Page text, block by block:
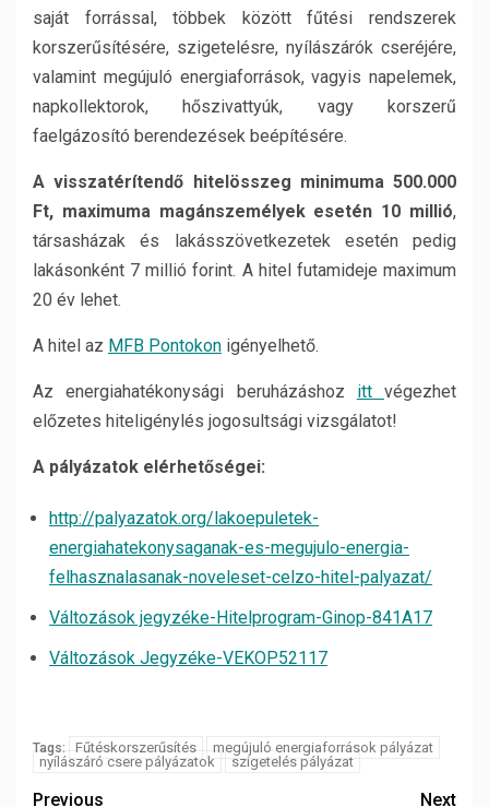
saját forrással, többek között fűtési rendszerek
korszerűsítésére, szigetelésre, nyílászárók cseréjére,
valamint megújuló energiaforrások, vagyis napelemek,
napkollektorok, hőszivattyúk, vagy korszerű
faelgázosító berendezések beépítésére.
A visszatérítendő hitelösszeg minimuma 500.000
Ft, maximuma magánszemélyek esetén 10 millió,
társasházak és lakásszövetkezetek esetén pedig
lakásonként 7 millió forint. A hitel futamideje maximum
20 év lehet.
A hitel az MFB Pontokon igényelhető.
Az energiahatékonysági beruházáshoz itt végezhet
előzetes hiteligénylés jogosultsági vizsgálatot!
A pályázatok elérhetőségei:
http://palyazatok.org/lakoepuletek-
energiahatekonysaganak-es-megujulo-energia-
felhasznalasanak-noveleset-celzo-hitel-palyazat/
Változások jegyzéke-Hitelprogram-Ginop-841A17
Változások Jegyzéke-VEKOP52117
Tags: Fűtéskorszerűsítés
megújuló energiaforrások pályázat
nyílászáró csere pályázatok
szigetelés pályázat
Previous Next